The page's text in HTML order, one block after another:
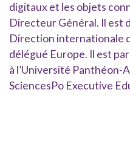
digitaux et les objets
Directeur Général. Il est
Direction internationale
délégué Europe. Il est
à l’Université Panthéon-
SciencesPo Executive